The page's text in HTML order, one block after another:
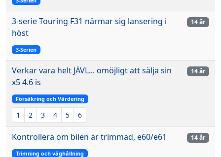
3-serie Touring F31 närmar sig lansering i
höst
3-Serien
14 år
Verkar vara helt JÄVL... omöjligt att sälja sin
x5 4.6 is
Försäkring och Värdering
1 2 3 4 5 6
14 år
Kontrollera om bilen är trimmad, e60/e61
Trimning och väghållning
14 år